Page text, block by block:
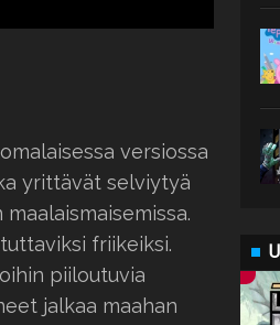
versiossa
yrittävät selviytyä
friikeiksi.
piiloutuvia
jalkaa maahan